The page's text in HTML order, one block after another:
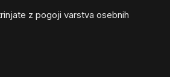
z pogoji varstva osebnih